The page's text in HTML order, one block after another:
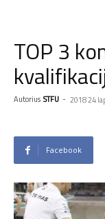
TOP 3
Autorius STFU - 2018 24
Facebook